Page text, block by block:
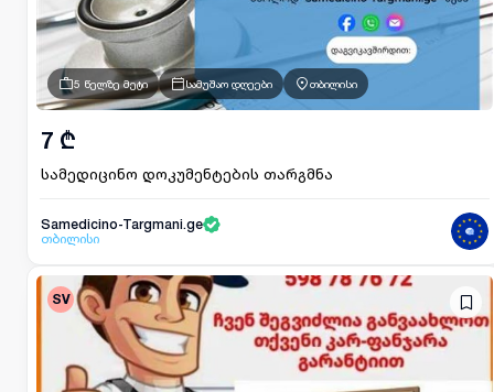
5 წელზე მეტი სამუშაო დღეები თბილისი
სამედიცინო დოკუმენტების თარგმნა
7 ₾
Samedicino-Targmani.ge
თბილისი
SV